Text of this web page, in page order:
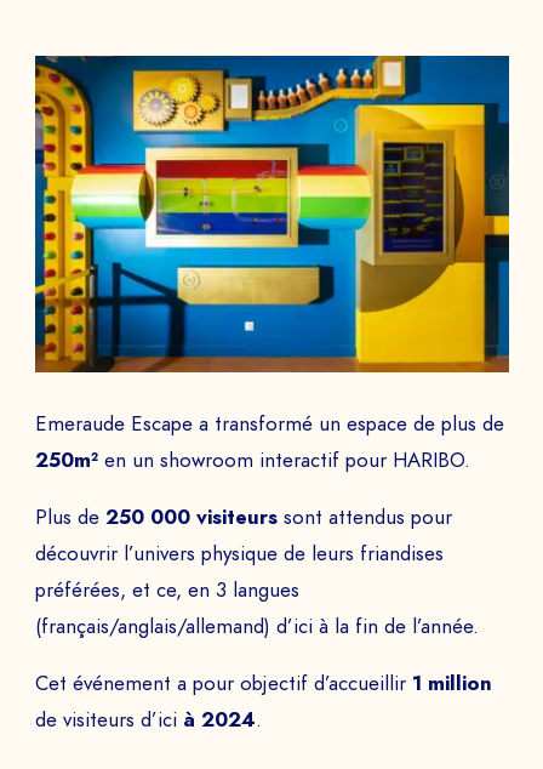
Emeraude Escape a transformé un espace de plus de
250m²en un showroom interactif pour HARIBO.
Plus de 250 000 visiteurssont attendus pour
découvrir l’univers physique de leurs friandises
préférées, et ce, en 3 langues
(français/anglais/allemand) d’ici à la fin de l’année.
Cet événement a pour objectif d’accueillir 1 million
de visiteurs d’ici à 2024.